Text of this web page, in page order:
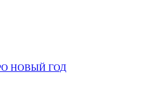
НОВЫЙ ГОД